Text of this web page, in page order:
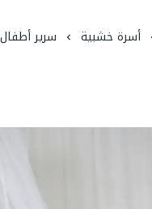
أسرة خشبية سرير